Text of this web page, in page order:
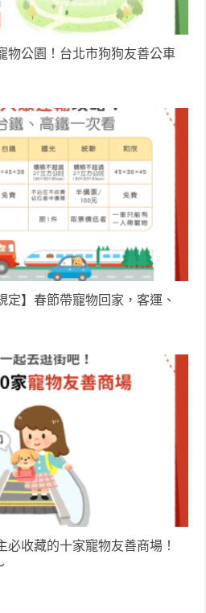
物公園！台北市狗狗友善公車
定】春節帶寵物回家，客運、
必收藏的十家寵物友善商場！